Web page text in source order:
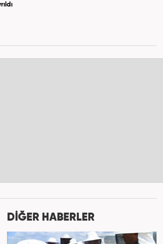
DİĞER HABERLER